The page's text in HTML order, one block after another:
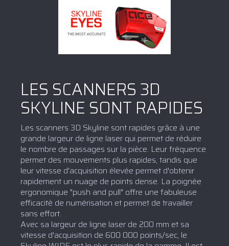
LES SCANNERS 3D
SKYLINE SONT RAPIDES
Les scanners 3D Skyline sont rapides grâce à une
grande largeur de ligne laser qui permet de réduire
le nombre de passages sur la pièce. Leur fréquence
permet des mouvements plus rapides, tandis que
leur vitesse d'acquisition élevée permet d'obtenir
rapidement un nuage de points dense. La poignée
ergonomique "push and pull" offre une fabuleuse
efficacité de numérisation et permet de travailler
sans effort.
Avec sa largeur de ligne laser de 200 mm et sa
vitesse d'acquisition de 600 000 points/sec, le